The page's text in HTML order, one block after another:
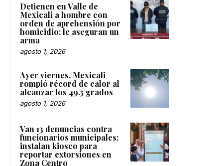
Detienen en Valle de
Mexicali a hombre con
orden de aprehensión por
homicidio; le aseguran un
arma
agosto 1, 2026
Ayer viernes, Mexicali
rompió récord de calor al
alcanzar los 49.3 grados
agosto 1, 2026
Van 13 denuncias contra
funcionarios municipales;
instalan kiosco para
reportar extorsiones en
Zona Centro